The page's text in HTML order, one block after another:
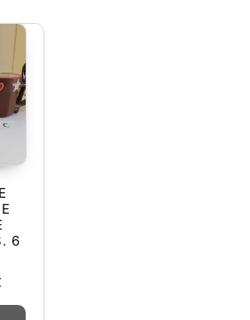
6
Plage de prix : 6,00€ à 8,00€
Ce produit a plusieurs variations.